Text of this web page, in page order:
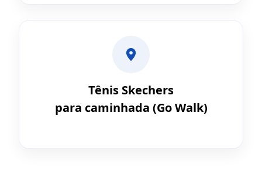
Tênis Skechers
para caminhada (Go Walk)